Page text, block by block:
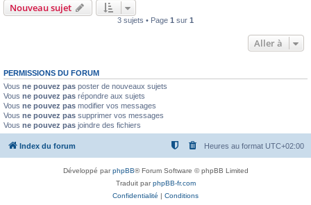
Nouveau sujet
3 sujets • Page 1 sur 1
Aller à
PERMISSIONS DU FORUM
Vous ne pouvez pas poster de nouveaux sujets
Vous ne pouvez pas répondre aux sujets
Vous ne pouvez pas modifier vos messages
Vous ne pouvez pas supprimer vos messages
Vous ne pouvez pas joindre des fichiers
Index du forum Heures au format UTC+02:00
Développé parphpBB® Forum Software © phpBB Limited
Traduit parphpBB-fr.com
Confidentialité | Conditions